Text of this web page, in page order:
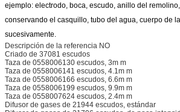
ejemplo: electrodo, boca, escudo, anillo del
conservando el casquillo, tubo del agua, cuerpo de
sucesivamente.
Descripción de la referencia NO
Criado de 37081 escudos
Taza de 0558006130 escudos, 3m m
Taza de 0558006141 escudos, 4.1m m
Taza de 0558006166 escudos, 6.6m m
Taza de 0558006199 escudos, 9.9m m
Taza de 0558007624 escudos, 2.4m m
Difusor de gases de 21944 escudos, estándar